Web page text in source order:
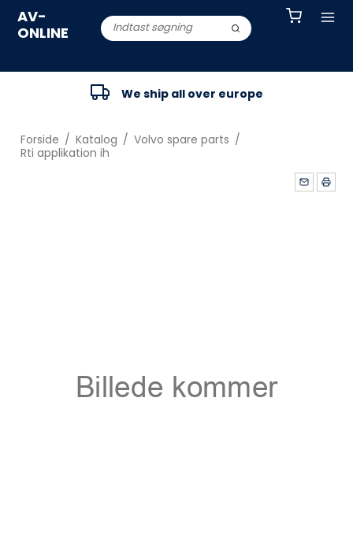
AV-
ONLINE
We ship all over europe
Forside / Katalog / Volvo spare parts /
Rti applikation ih